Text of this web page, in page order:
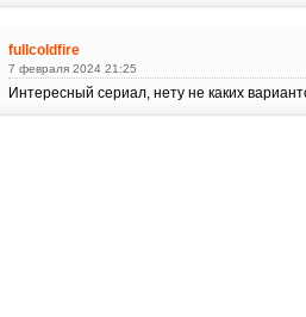
fullcoldfire
7 февраля 2024 21:25
Интересный сериал, нету не каких